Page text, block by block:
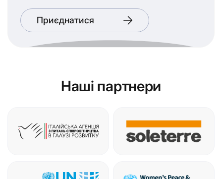
Приєднатися
Наші партнери